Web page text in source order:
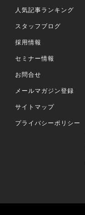
人気記事ランキング
スタッフブログ
採用情報
セミナー情報
お問合せ
メールマガジン登録
サイトマップ
プライバシーポリシー